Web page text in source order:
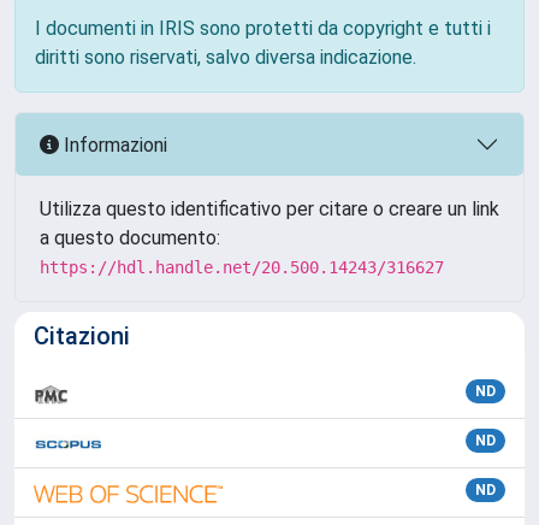
I documenti in IRIS sono protetti da copyright e tutti i
diritti sono riservati, salvo diversa indicazione.
Informazioni
Utilizza questo identificativo per citare o creare un link
a questo documento:
https://hdl.handle.net/20.500.14243/316627
Citazioni
ND
ND
ND